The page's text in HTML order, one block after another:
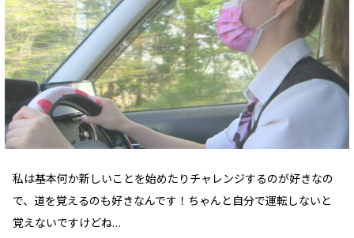
私は基本何か新しいことを始めたりチャレンジするのが好きなの
で、道を覚えるのも好きなんです！ちゃんと自分で運転しないと
覚えないですけどね…